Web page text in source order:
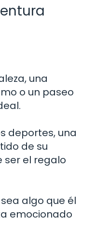
una
o un paseo
deportes, una
de su
ser el regalo
algo que él
emocionado